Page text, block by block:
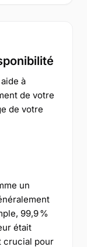
à
de votre
de votre
un
99,9 %
était
crucial pour